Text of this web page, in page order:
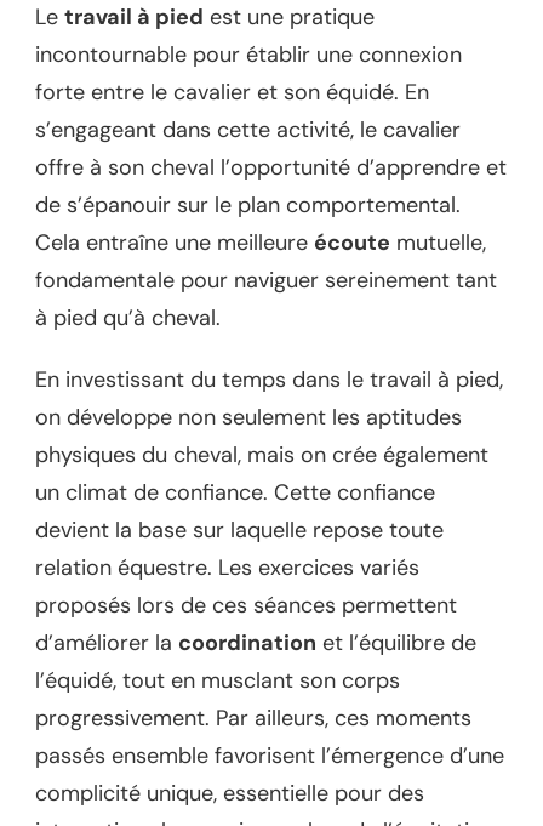
Le travail à pied est une pratique
incontournable pour établir une connexion
forte entre le cavalier et son équidé. En
s’engageant dans cette activité, le cavalier
offre à son cheval l’opportunité d’apprendre et
de s’épanouir sur le plan comportemental.
Cela entraîne une meilleure écoute mutuelle,
fondamentale pour naviguer sereinement tant
à pied qu’à cheval.
En investissant du temps dans le travail à pied,
on développe non seulement les aptitudes
physiques du cheval, mais on crée également
un climat de confiance. Cette confiance
devient la base sur laquelle repose toute
relation équestre. Les exercices variés
proposés lors de ces séances permettent
d’améliorer la coordination et l’équilibre de
l’équidé, tout en musclant son corps
progressivement. Par ailleurs, ces moments
passés ensemble favorisent l’émergence d’une
complicité unique, essentielle pour des